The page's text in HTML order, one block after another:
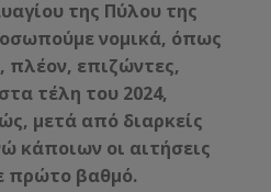
της Πύλου της
νομικά, όπως
πλέον, επιζώντες,
τέλη του 2024,
μετά από διαρκείς
κάποιων οι αιτήσεις
πρώτο βαθμό.